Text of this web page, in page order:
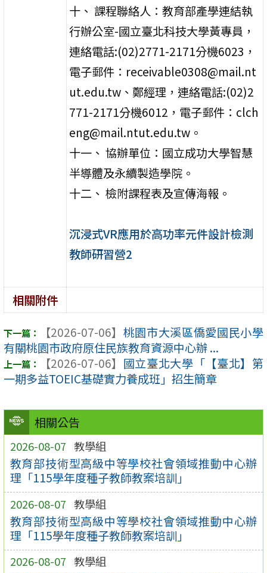
相關公告
2026-08-07 教學組
教育部技術型高級中等學校社會領域推動中心辦
理「115學年度種子教師教案培訓」
2026-08-07 教學組
教育部技術型高級中等學校社會領域推動中心辦
理「115學年度種子教師教案培訓」
2026-08-07 教學組
十、 課程聯絡人：教育部產學連結執
行辦公室-國立臺北科技大學黃專員，
連絡電話:(02)2771-2171分機6023，
電子郵件：receivable0308@mail.nt
ut.edu.tw、鄭經理，連絡電話:(02)2
771-2171分機6012，電子郵件：clch
eng@mail.ntut.edu.tw。
十一、 協辦單位：國立成功大學智慧
半導體及永續製造學院。
十二、 檢附課程表及宣傳海報。
沉浸式VR應用於高功率元件設計檢測
教師研習營2
相關附件
【2026-07-06】 桃園市大溪區僑愛國民小學
有關桃園市政府原住民族教育資源中心辦 ...
【2026-07-06】 國立臺北大學「【臺北】第
一期多益TOEIC基礎實力養成班」招生簡章